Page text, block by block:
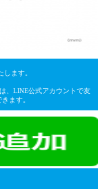
ます。
、LINE公式アカウントで友
ます。